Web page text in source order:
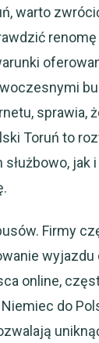
warto
sprawia,
Toruń to
jak
Firmy
online,
do